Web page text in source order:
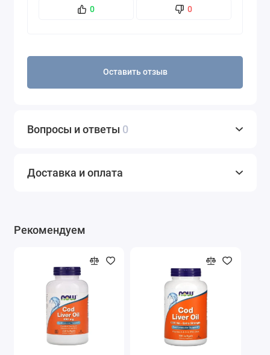
яиц, Кошерный продукт,
Для женщин, Для мужчин
1000 мг
0 0
Оставить отзыв
Вопросы и ответы 0
Доставка и оплата
Рекомендуем